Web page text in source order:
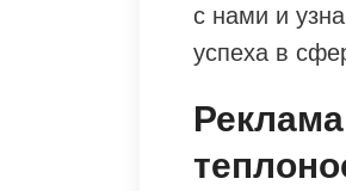
с нами и
успеха в